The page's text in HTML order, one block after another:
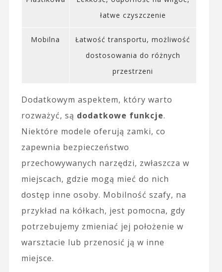
łatwe czyszczenie
Mobilna
Łatwość transportu, możliwość
dostosowania do różnych
przestrzeni
Dodatkowym aspektem, który warto
rozważyć, są dodatkowe funkcje.
Niektóre modele oferują zamki, co
zapewnia bezpieczeństwo
przechowywanych narzędzi, zwłaszcza w
miejscach, gdzie mogą mieć do nich
dostęp inne osoby. Mobilność szafy, na
przykład na kółkach, jest pomocna, gdy
potrzebujemy zmieniać jej położenie w
warsztacie lub przenosić ją w inne
miejsce.